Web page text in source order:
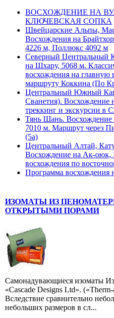
ВОСХОЖДЕНИЕ НА
КЛЮЧЕВСКАЯ СОПКА
Швейцарские Альпы,
Восхождения на
4226 м, Поллюкс 4092 м
Северный Центральный
на Шхару, 5068 м.
восхождения на главную
маршруту Коккина (По
Центральный Южный
Сванетия). Восхождение
треккинг и экскурсии в
Тянь Шань.
7010 м. Маршрут через
(5а)
Центральный Алтай,
Восхождение на Ак-
восхождения по
Программа восхождения
ИЗОМАТЫ ИЗ
ОТКРЫТЫМИ ПОРАМИ
Самонадувающиеся изоматы
«Cascade Designs Ltd».
Вследствие сравнительно
небольших размеров в сл...